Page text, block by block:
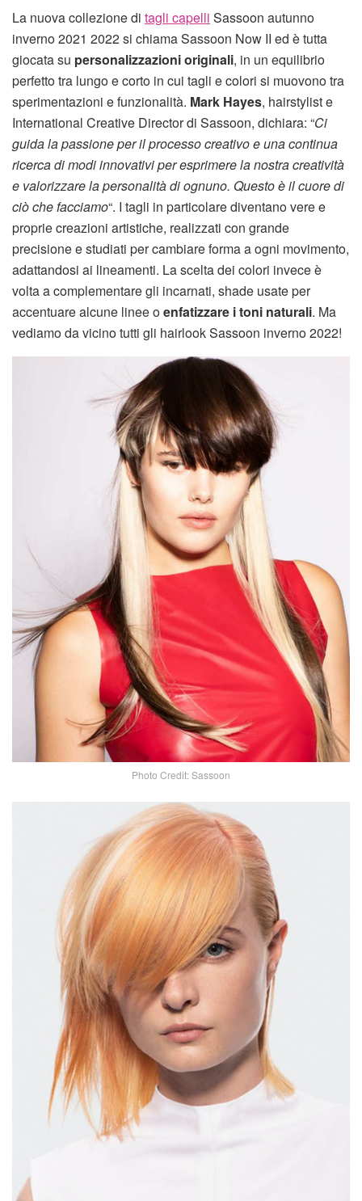
La nuova collezione di tagli capelli Sassoon autunno
inverno 2021 2022 si chiama Sassoon Now II ed è tutta
giocata su personalizzazioni originali, in un equilibrio
perfetto tra lungo e corto in cui tagli e colori si muovono tra
sperimentazioni e funzionalità. Mark Hayes, hairstylist e
International Creative Director di Sassoon, dichiara: “Ci
guida la passione per il processo creativo e una continua
ricerca di modi innovativi per esprimere la nostra creatività
e valorizzare la personalità di ognuno. Questo è il cuore di
ciò che facciamo“. I tagli in particolare diventano vere e
proprie creazioni artistiche, realizzati con grande
precisione e studiati per cambiare forma a ogni movimento,
adattandosi ai lineamenti. La scelta dei colori invece è
volta a complementare gli incarnati, shade usate per
accentuare alcune linee oenfatizzare i toni naturali. Ma
vediamo da vicino tutti gli hairlook Sassoon inverno 2022!
Photo Credit: Sassoon